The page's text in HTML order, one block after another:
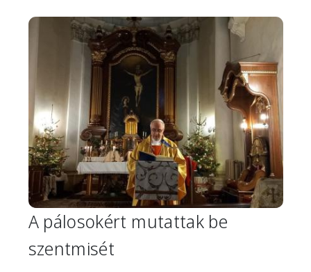
Image
A pálosokért mutattak be
szentmisét